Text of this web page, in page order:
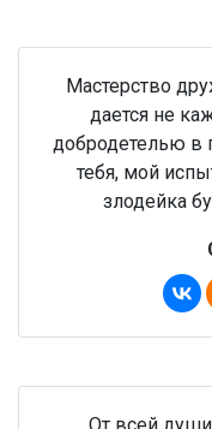
Мастерство
дается не
добродетелью в
тебя, мой
злодейка